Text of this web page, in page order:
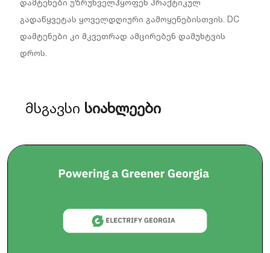
დამტენები უზრუნველჰყოფენ პრაქტიკულ
გადაწყვეტას ყოველდღიური გამოყენებისთვის. DC
დამტენები კი მკვეთრად ამცირებენ დამუხტვის
დროს.
მსგავსი სიახლეები